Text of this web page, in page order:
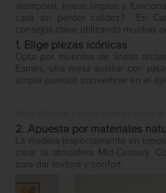
atemporal, líneas limpias y
casa sin perder calidez? En
consejos clave utilizando muchas
1. Elige piezas icónicas
Opta por muebles de líneas
Eames, una mesa auxiliar con
simple pueden convertirse en el eje
2. Apuesta por materiales
La madera (especialmente en
crear la atmósfera Mid-Century.
para dar textura y confort.